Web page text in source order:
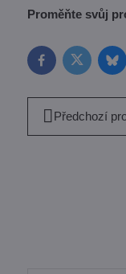
Proměňte svůj
FacebookTwitter
Předchozí